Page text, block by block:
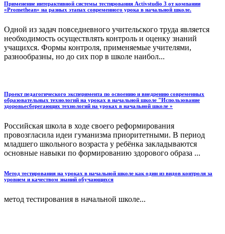
Применение интерактивной системы тестирования Activstudio 3 от компании
«Promethean» на разных этапах современного урока в начальной школе.
Одной из задач повседневного учительского труда является
необходимость осуществлять контроль и оценку знаний
учащихся. Формы контроля, применяемые учителями,
разнообразны, но до сих пор в школе наибол...
Проект педагогического эксперимента по освоению и внедрению современных
образовательных технологий на уроках в начальной школе "Использование
здоровьесберегающих технологий на уроках в начальной школе »
Российская школа в ходе своего реформирования
провозгласила идеи гуманизма приоритетными. В период
младшего школьного возраста у ребёнка закладываются
основные навыки по формированию здорового образа ...
Метод тестирования на уроках в начальной школе как один из видов контроля за
уровнем и качеством знаний обучающихся
метод тестирования в начальной школе...